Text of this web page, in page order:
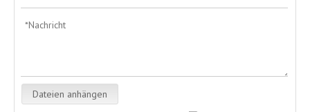
Dateien anhängen